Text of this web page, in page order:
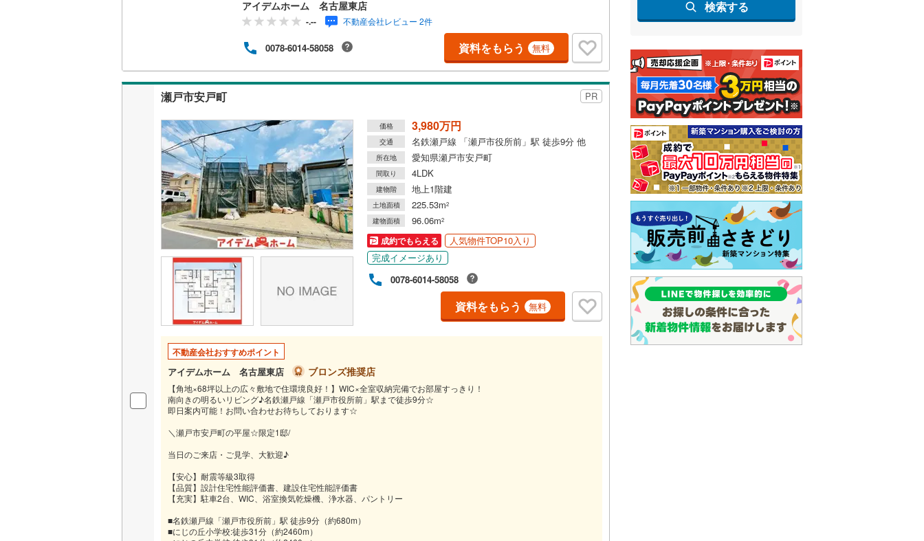
「瀬戸市役所前」駅 徒歩6分（約480m）■陶原小学校 :徒歩7分（約540m）■
水無瀬中学校:徒歩13分（約1040m）＜自己資金0円でも大丈夫！＞*水曜日も営
業しております！*今から見たい！聞きたいにスピード対応！*自己資金なしで
も購入出来ます！*自営業の方・買い替えの方など資金計画でご不安な方もおま
かせください！弊社HPにて物件のルームツアーMOVIEを公開中！写真だけでは
伝わらない物件の魅力をたっぷりご紹介しております♪さらに店内には豊富な物
件資料や発売予定物件等ございます☆この機会にぜひお問い合わせください♪
アイデムホーム 名古屋東店
-.-- 不動産会社レビュー 2件
0078-6014-58058 資料をもらう 無料
瀬戸市安戸町 PR
価格 3,980万円
交通 名鉄瀬戸線 「瀬戸市役所前」駅 徒歩9分 他
所在地 愛知県瀬戸市安戸町
間取り 4LDK
建物階 地上1階建
土地面積 225.53m2
建物面積 96.06m2
成約でもらえる
人気物件TOP10入り
完成イメージあり
0078-6014-58058
資料をもらう 無料
不動産会社おすすめポイント
アイデムホーム 名古屋東店 ブロンズ推奨店
【角地×68坪以上の広々敷地で住環境良好！】WIC×全室収納完備でお部屋すっきり！
南向きの明るいリビング♪名鉄瀬戸線「瀬戸市役所前」駅まで徒歩9分☆
即日案内可能！お問い合わせお待ちしております☆
＼瀬戸市安戸町の平屋☆限定1邸/
当日のご来店・ご見学、大歓迎♪
【安心】耐震等級3取得
【品質】設計住宅性能評価書、建設住宅性能評価書
【充実】駐車2台、WIC、浴室換気乾燥機、浄水器、パントリー
■名鉄瀬戸線「瀬戸市役所前」駅 徒歩9分（約680m）
■にじの丘小学校:徒歩31分（約2460m）
検索する
京都市営地下鉄烏丸線(23 OsakaMetro長堀鶴見緑地線
OsakaMetro今里筋線
OsakaMetro御堂筋線(69
OsakaMetro中央線(16) OsakaMetro千日前線(6)
(129) 神戸市営地下鉄海岸線(18)
福岡市地下鉄七隈線(334)
私鉄・その他 札幌市電(0) 函館市電( 函館市電宝来・谷地頭線(0)
道南いさりび鉄道(0) 真岡鐵道(14)
阿武隈急行(91) 山形鉄道フラワー長井線(0)
秋田内陸縦貫鉄道(0)
えちごトキめき鉄道妙高はねうまラ
イン(3)
しなの鉄道(13)
IGRいわて銀河鉄道
青い森鉄道(0) 津軽鉄道(0)
弘南鉄道大鰐線(0) 三陸鉄道リアス線(9)
由利高原鉄道鳥海山ろく線
仙台空港アクセス線(66)
長野電鉄長野線(5)
宇都宮ライトレール(143) 関東鉄道竜ケ崎線
流鉄流山線(209)
京成本線(719 )